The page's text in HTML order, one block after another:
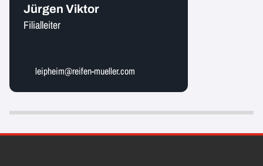
Jürgen Viktor
Filialleiter
leipheim@reifen-mueller.com